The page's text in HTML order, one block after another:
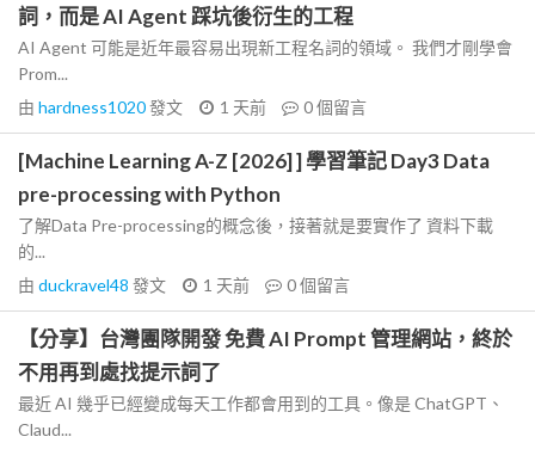
詞，而是 AI Agent 踩坑後衍生的工程
AI Agent 可能是近年最容易出現新工程名詞的領域。 我們才剛學會
Prom...
由 hardness1020發文 1 天前 0個留言
[Machine Learning A-Z [2026] ] 學習筆記 Day3 Data
pre-processing with Python
了解Data Pre-processing的概念後，接著就是要實作了 資料下載
的...
由 duckravel48 發文 1 天前 0個留言
【分享】台灣團隊開發 免費 AI Prompt 管理網站，終於
不用再到處找提示詞了
最近 AI 幾乎已經變成每天工作都會用到的工具。像是 ChatGPT、
Claud...